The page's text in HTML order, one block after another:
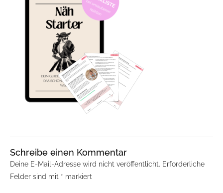
Schreibe einen Kommentar
Deine E-Mail-Adresse wird nicht veröffentlicht. Erforderliche
Felder sind mit * markiert